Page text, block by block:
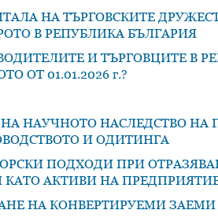
НА ТЪРГОВСКИТЕ
В РЕПУБЛИКА БЪЛГАРИЯ
И ТЪРГОВЦИТЕ В
ОТ 01.01.2026 г.?
НАУЧНОТО НАСЛЕДСТВО
И ОДИТИНГА
ПОДХОДИ ПРИ
КАТО АКТИВИ НА
НА КОНВЕРТИРУЕМИ